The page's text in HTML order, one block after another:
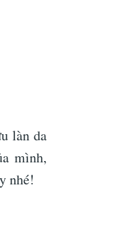
làn da
mình,
nhé!